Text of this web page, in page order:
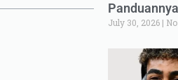
July 30, 2026